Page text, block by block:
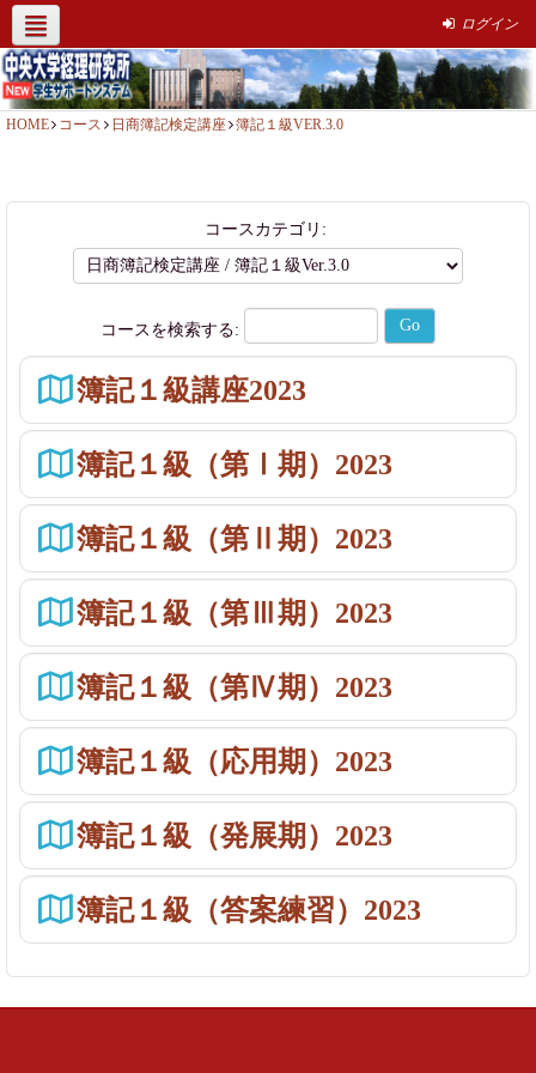
ログイン
経理研究所HP 社会人簿記講座 サポート情報
お問い合わせ
HOME コース 日商簿記検定講座 簿記１級VER.3.0
コースカテゴリ:
コースを検索する:
簿記１級講座2023
簿記１級（第Ⅰ期）2023
簿記１級（第Ⅱ期）2023
簿記１級（第Ⅲ期）2023
簿記１級（第Ⅳ期）2023
簿記１級（応用期）2023
簿記１級（発展期）2023
簿記１級（答案練習）2023